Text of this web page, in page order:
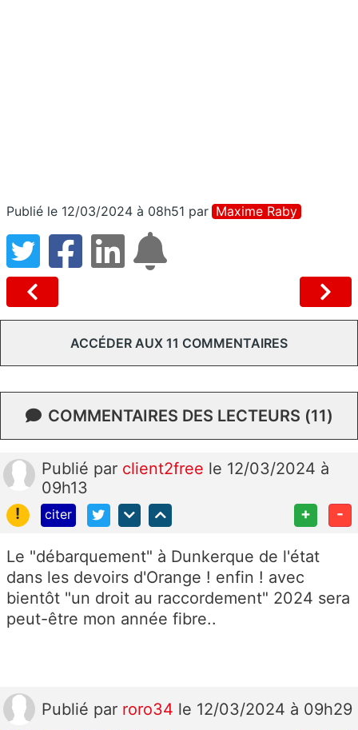
Publié le 12/03/2024 à 08h51 par Maxime Raby
ACCÉDER AUX 11 COMMENTAIRES
COMMENTAIRES DES LECTEURS (11)
Publié par client2free le 12/03/2024 à
09h13
!
citer + -
Le "débarquement" à Dunkerque de l'état
dans les devoirs d'Orange ! enfin ! avec
bientôt "un droit au raccordement" 2024 sera
peut-être mon année fibre..
Publié par roro34 le 12/03/2024 à 09h29